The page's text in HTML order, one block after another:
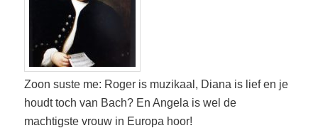
Zoon suste me: Roger is muzikaal, Diana is lief en je
houdt toch van Bach? En Angela is wel de
machtigste vrouw in Europa hoor!